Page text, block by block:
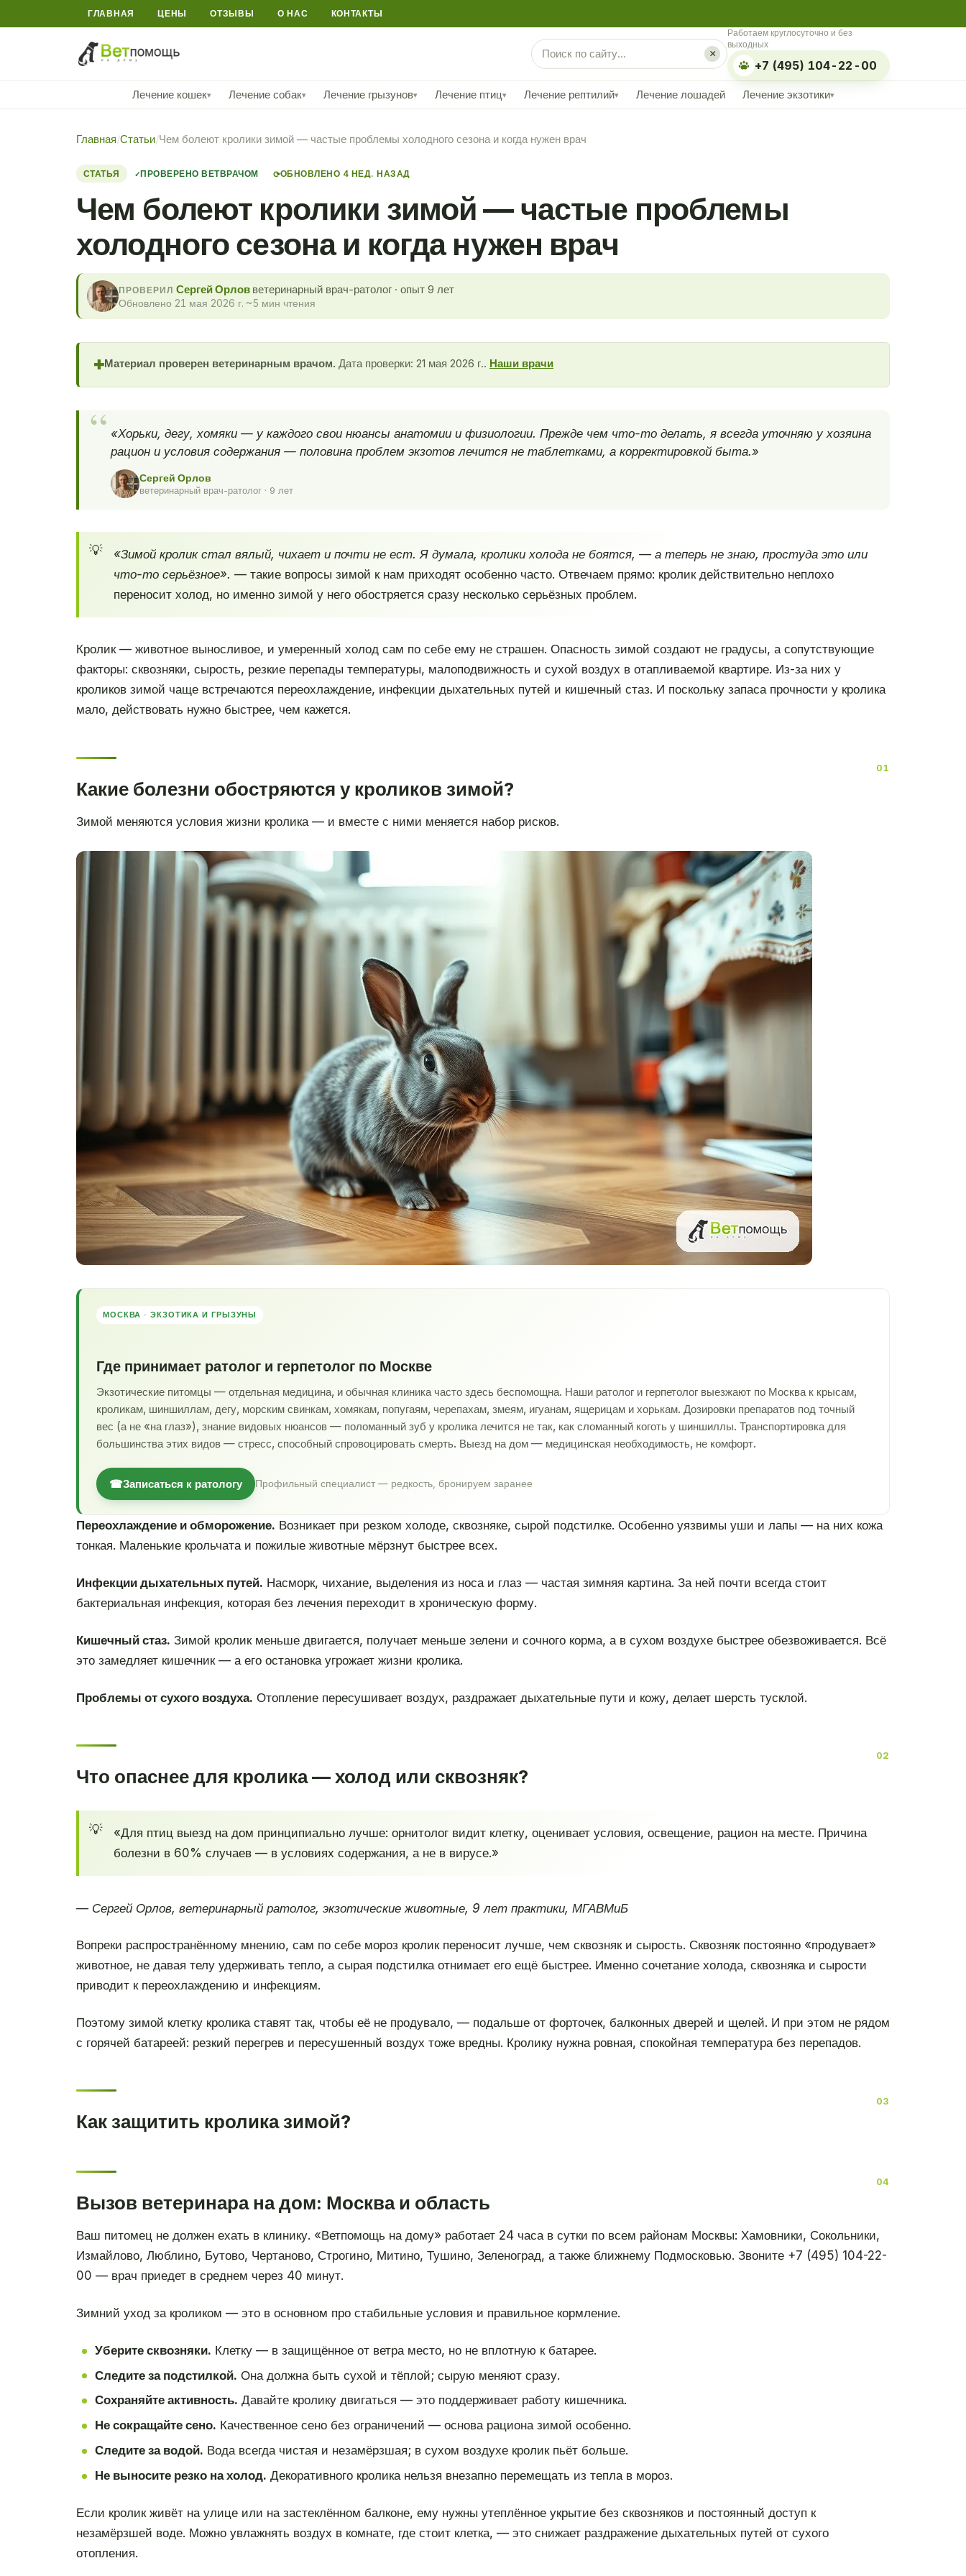
ГЛАВНАЯ ЦЕНЫ ОТЗЫВЫ О НАС КОНТАКТЫ
×
Работаем круглосуточно и без
выходных
+7 (495) 104-22-00
Лечение кошек▾ Лечение собак▾ Лечение грызунов▾ Лечение птиц▾ Лечение рептилий▾ Лечение лошадей Лечение экзотики▾
Главная/Статьи/Чем болеют кролики зимой — частые проблемы холодного сезона и когда нужен врач
СТАТЬЯ ПРОВЕРЕНО ВЕТВРАЧОМ ⟳ОБНОВЛЕНО 4 НЕД. НАЗАД
Чем болеют кролики зимой — частые проблемы
холодного сезона и когда нужен врач
ПРОВЕРИЛ Сергей Орлов ветеринарный врач-ратолог · опыт 9 лет
Обновлено 21 мая 2026 г. ~5 мин чтения
✚Материал проверен ветеринарным врачом. Дата проверки: 21 мая 2026 г.. Наши врачи
«Хорьки, дегу, хомяки — у каждого свои нюансы анатомии и физиологии. Прежде чем что-то делать, я всегда уточняю у хозяина
рацион и условия содержания — половина проблем экзотов лечится не таблетками, а корректировкой быта.»
Сергей Орлов
ветеринарный врач-ратолог · 9 лет
«Зимой кролик стал вялый, чихает и почти не ест. Я думала, кролики холода не боятся, — а теперь не знаю, простуда это или
что-то серьёзное». — такие вопросы зимой к нам приходят особенно часто. Отвечаем прямо: кролик действительно неплохо
переносит холод, но именно зимой у него обостряется сразу несколько серьёзных проблем.
Кролик — животное выносливое, и умеренный холод сам по себе ему не страшен. Опасность зимой создают не градусы, а сопутствующие
факторы: сквозняки, сырость, резкие перепады температуры, малоподвижность и сухой воздух в отапливаемой квартире. Из-за них у
кроликов зимой чаще встречаются переохлаждение, инфекции дыхательных путей и кишечный стаз. И поскольку запаса прочности у кролика
мало, действовать нужно быстрее, чем кажется.
Какие болезни обостряются у кроликов зимой?
Зимой меняются условия жизни кролика — и вместе с ними меняется набор рисков.
МОСКВА · ЭКЗОТИКА И ГРЫЗУНЫ
Где принимает ратолог и герпетолог по Москве
Экзотические питомцы — отдельная медицина, и обычная клиника часто здесь беспомощна. Наши ратолог и герпетолог выезжают по Москва к крысам,
кроликам, шиншиллам, дегу, морским свинкам, хомякам, попугаям, черепахам, змеям, игуанам, ящерицам и хорькам. Дозировки препаратов под точный
вес (а не «на глаз»), знание видовых нюансов — поломанный зуб у кролика лечится не так, как сломанный коготь у шиншиллы. Транспортировка для
большинства этих видов — стресс, способный спровоцировать смерть. Выезд на дом — медицинская необходимость, не комфорт.
☎Записаться к ратологу Профильный специалист — редкость, бронируем заранее
Переохлаждение и обморожение. Возникает при резком холоде, сквозняке, сырой подстилке. Особенно уязвимы уши и лапы — на них кожа
тонкая. Маленькие крольчата и пожилые животные мёрзнут быстрее всех.
Инфекции дыхательных путей. Насморк, чихание, выделения из носа и глаз — частая зимняя картина. За ней почти всегда стоит
бактериальная инфекция, которая без лечения переходит в хроническую форму.
Кишечный стаз. Зимой кролик меньше двигается, получает меньше зелени и сочного корма, а в сухом воздухе быстрее обезвоживается. Всё
это замедляет кишечник — а его остановка угрожает жизни кролика.
Проблемы от сухого воздуха. Отопление пересушивает воздух, раздражает дыхательные пути и кожу, делает шерсть тусклой.
Что опаснее для кролика — холод или сквозняк?
«Для птиц выезд на дом принципиально лучше: орнитолог видит клетку, оценивает условия, освещение, рацион на месте. Причина
болезни в 60% случаев — в условиях содержания, а не в вирусе.»
— Сергей Орлов, ветеринарный ратолог, экзотические животные, 9 лет практики, МГАВМиБ
Вопреки распространённому мнению, сам по себе мороз кролик переносит лучше, чем сквозняк и сырость. Сквозняк постоянно «продувает»
животное, не давая телу удерживать тепло, а сырая подстилка отнимает его ещё быстрее. Именно сочетание холода, сквозняка и сырости
приводит к переохлаждению и инфекциям.
Поэтому зимой клетку кролика ставят так, чтобы её не продувало, — подальше от форточек, балконных дверей и щелей. И при этом не рядом
с горячей батареей: резкий перегрев и пересушенный воздух тоже вредны. Кролику нужна ровная, спокойная температура без перепадов.
Как защитить кролика зимой?
Вызов ветеринара на дом: Москва и область
Ваш питомец не должен ехать в клинику. «Ветпомощь на дому» работает 24 часа в сутки по всем районам Москвы: Хамовники, Сокольники,
Измайлово, Люблино, Бутово, Чертаново, Строгино, Митино, Тушино, Зеленоград, а также ближнему Подмосковью. Звоните +7 (495) 104-22-
00 — врач приедет в среднем через 40 минут.
Зимний уход за кроликом — это в основном про стабильные условия и правильное кормление.
Уберите сквозняки. Клетку — в защищённое от ветра место, но не вплотную к батарее.
Следите за подстилкой. Она должна быть сухой и тёплой; сырую меняют сразу.
Сохраняйте активность. Давайте кролику двигаться — это поддерживает работу кишечника.
Не сокращайте сено. Качественное сено без ограничений — основа рациона зимой особенно.
Следите за водой. Вода всегда чистая и незамёрзшая; в сухом воздухе кролик пьёт больше.
Не выносите резко на холод. Декоративного кролика нельзя внезапно перемещать из тепла в мороз.
Если кролик живёт на улице или на застеклённом балконе, ему нужны утеплённое укрытие без сквозняков и постоянный доступ к
незамёрзшей воде. Можно увлажнять воздух в комнате, где стоит клетка, — это снижает раздражение дыхательных путей от сухого
отопления.